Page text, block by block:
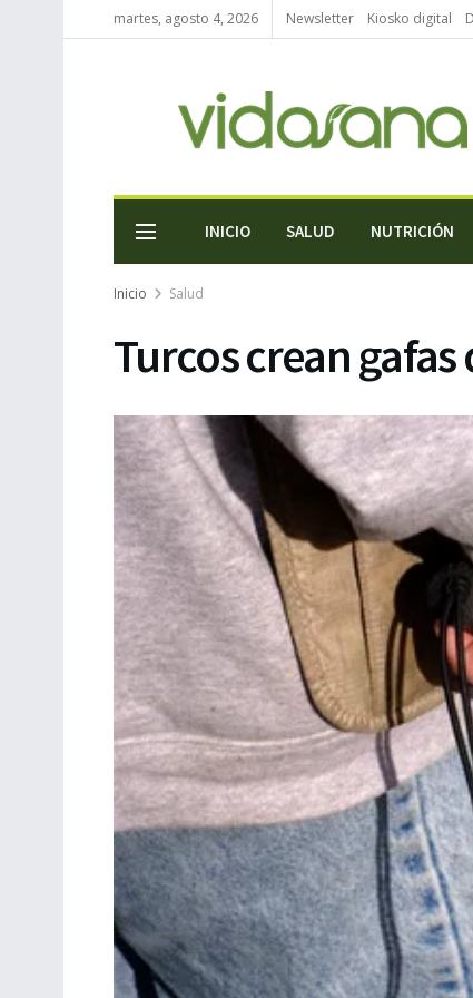
martes, agosto 4, 2026 Newsletter Kiosko digital
INICIO SALUD NUTRICIÓN
Inicio Salud
Turcos crean